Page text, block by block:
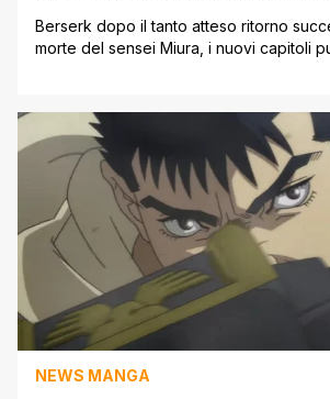
Berserk dopo il tanto atteso ritorno
morte del sensei Miura, i nuovi capitoli
Infatti oltre l'annuncio della Deluxe
come suggerisce Anteprima 373
ufficiale di uscita del [']
NEWS MANGA